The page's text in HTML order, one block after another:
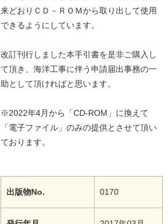
来どおりＣＤ－ＲＯＭから取り出して使用
できるようにしています。
改訂刊行しました本手引書を是非ご購入し
て頂き、海洋工事に伴う申請届出事務の一
助として頂ければと思います。
※2022年4月から「CD-ROM」に換えて
「電子ファイル」のみの提供とさせて頂い
ております。
出版物No. 0170